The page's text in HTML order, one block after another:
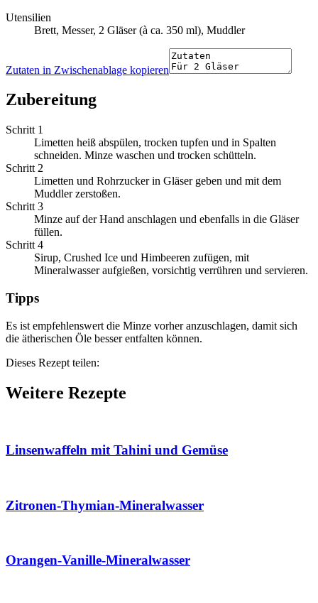
Utensilien
Brett, Messer, 2 Gläser (à ca. 350 ml), Muddler
Zutaten in Zwischenablage kopieren
Zubereitung
Schritt 1
Limetten heiß abspülen, trocken tupfen und in Spalten
schneiden. Minze waschen und trocken schütteln.
Schritt 2
Limetten und Rohrzucker in Gläser geben und mit dem
Muddler zerstoßen.
Schritt 3
Minze auf der Hand anschlagen und ebenfalls in die Gläser
füllen.
Schritt 4
Sirup, Crushed Ice und Himbeeren zufügen, mit
Mineralwasser aufgießen, vorsichtig verrühren und servieren.
Tipps
Es ist empfehlenswert die Minze vorher anzuschlagen, damit sich
die ätherischen Öle besser entfalten können.
Dieses Rezept teilen:
Weitere Rezepte
Linsenwaffeln mit Tahini und Gemüse
Zitronen-Thymian-Mineralwasser
Orangen-Vanille-Mineralwasser